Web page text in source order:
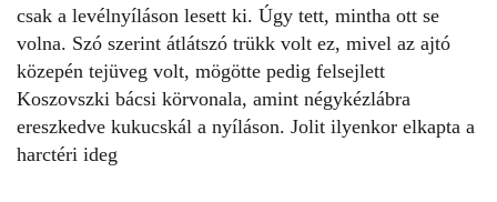
csak a levélnyíláson lesett ki. Úgy tett, mintha ott se
volna. Szó szerint átlátszó trükk volt ez, mivel az ajtó
közepén tejüveg volt, mögötte pedig felsejlett
Koszovszki bácsi körvonala, amint négykézlábra
ereszkedve kukucskál a nyíláson. Jolit ilyenkor elkapta a
harctéri ideg